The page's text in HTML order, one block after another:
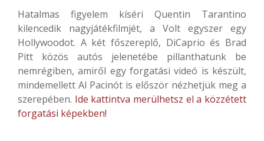
Hatalmas figyelem kíséri Quentin Tarantino
kilencedik nagyjátékfilmjét, a Volt egyszer egy
Hollywoodot. A két főszereplő, DiCaprio és Brad
Pitt közös autós jelenetébe pillanthatunk be
nemrégiben, amiről egy forgatási videó is készült,
mindemellett Al Pacinót is először nézhetjük meg a
szerepében. Ide kattintva merülhetsz el a közzétett
forgatási képekben!